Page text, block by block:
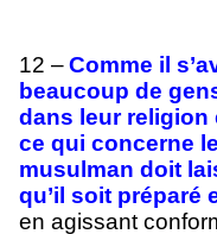
12 –Comme il
beaucoup de
dans leur religion
ce qui concerne
musulman doit
qu’il soit préparé
en agissant